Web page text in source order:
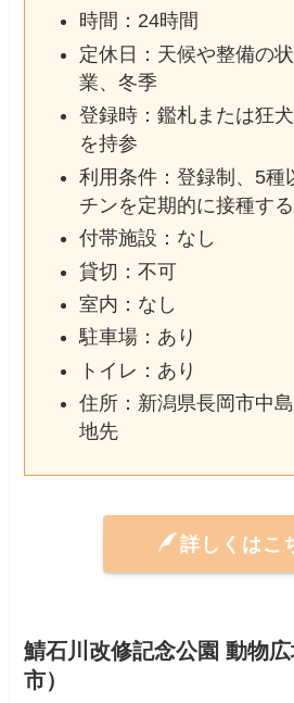
時間：24時間
定休日：天候や整備の
業、冬季
登録時：鑑札または狂
を持参
利用条件：登録制、5種
チンを定期的に接種する
付帯施設：なし
貸切：不可
室内：なし
駐車場：あり
トイレ：あり
住所：新潟県長岡市中
地先
詳しくはこ
鯖石川改修記念公園 動物
市）